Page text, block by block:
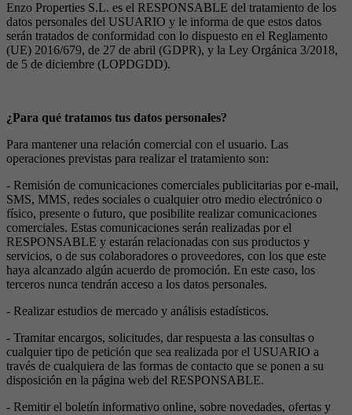
Enzo Properties S.L. es el RESPONSABLE del tratamiento de los
datos personales del USUARIO y le informa de que estos datos
serán tratados de conformidad con lo dispuesto en el Reglamento
(UE) 2016/679, de 27 de abril (GDPR), y la Ley Orgánica 3/2018,
de 5 de diciembre (LOPDGDD).
¿Para qué tratamos tus datos personales?
Para mantener una relación comercial con el usuario. Las
operaciones previstas para realizar el tratamiento son:
- Remisión de comunicaciones comerciales publicitarias por e-mail,
SMS, MMS, redes sociales o cualquier otro medio electrónico o
físico, presente o futuro, que posibilite realizar comunicaciones
comerciales. Estas comunicaciones serán realizadas por el
RESPONSABLE y estarán relacionadas con sus productos y
servicios, o de sus colaboradores o proveedores, con los que este
haya alcanzado algún acuerdo de promoción. En este caso, los
terceros nunca tendrán acceso a los datos personales.
- Realizar estudios de mercado y análisis estadísticos.
- Tramitar encargos, solicitudes, dar respuesta a las consultas o
cualquier tipo de petición que sea realizada por el USUARIO a
través de cualquiera de las formas de contacto que se ponen a su
disposición en la página web del RESPONSABLE.
- Remitir el boletín informativo online, sobre novedades, ofertas y